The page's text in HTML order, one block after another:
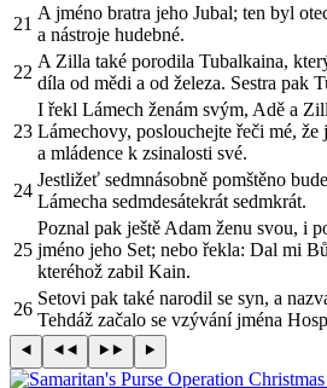
21
A jméno bratra jeho Jubal; ten byl
a nástroje hudebné.
22
A Zilla také porodila Tubalkaina,
díla od mědi a od železa. Sestra pak
23
I řekl Lámech ženám svým, Adě a
Lámechovy, poslouchejte řeči mé, že
a mládence k zsinalosti své.
24
Jestližeť sedmnásobně pomštěno
Lámecha sedmdesátekrát sedmkrát.
25
Poznal pak ještě Adam ženu svou, i
jméno jeho Set; nebo řekla: Dal mi
kteréhož zabil Kain.
26
Setovi pak také narodil se syn, a
Tehdáž začalo se vzývání jména